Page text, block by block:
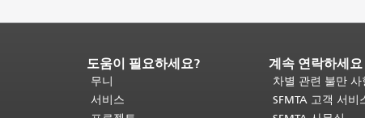
페
이
지
내
도움이 필요하세요?
무니
서비스
계속 연락하세요
차별 관련 불만 사
SFMTA 고객 서비